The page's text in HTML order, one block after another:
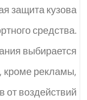
защита кузова
средства.
выбирается
кроме рекламы,
от воздействий